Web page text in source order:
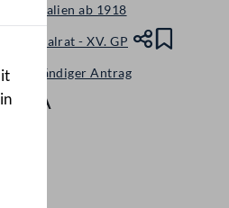
Materialien ab 1918
Nationalrat - XV. GP
Selbständiger Antrag
96/A